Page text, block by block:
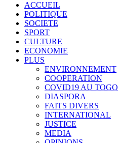
ACCUEIL
POLITIQUE
SOCIETE
SPORT
CULTURE
ECONOMIE
PLUS
ENVIRONNEMENT
COOPERATION
COVID19 AU TOGO
DIASPORA
FAITS DIVERS
INTERNATIONAL
JUSTICE
MEDIA